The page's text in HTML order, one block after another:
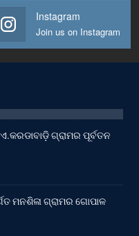
Instagram
Join us on Instagram
ଗ୍ରାମର ପୂର୍ବତନ
ମନଶିଳା ଗ୍ରାମର ଗୋପାଳ